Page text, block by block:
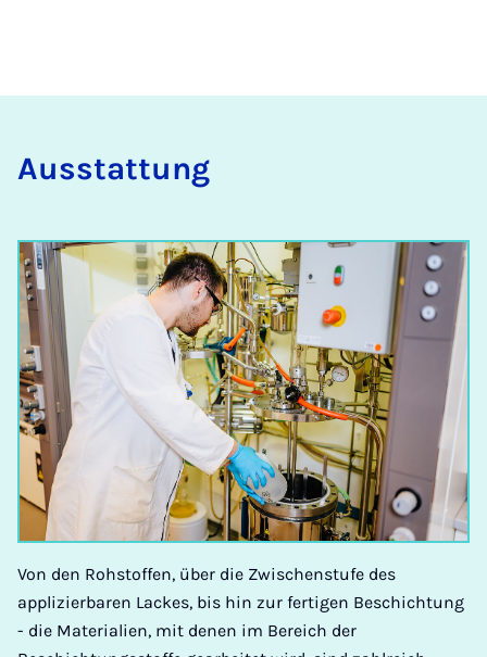
Ausstat­tung
Von den Rohstoffen, über die Zwischenstufe des
applizierbaren Lackes, bis hin zur fertigen Beschichtung
- die Materialien, mit denen im Bereich der